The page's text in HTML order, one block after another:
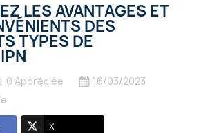
LES AVANTAGES ET
DES
TYPES DE
0 Appréciée
16/03/2023
X